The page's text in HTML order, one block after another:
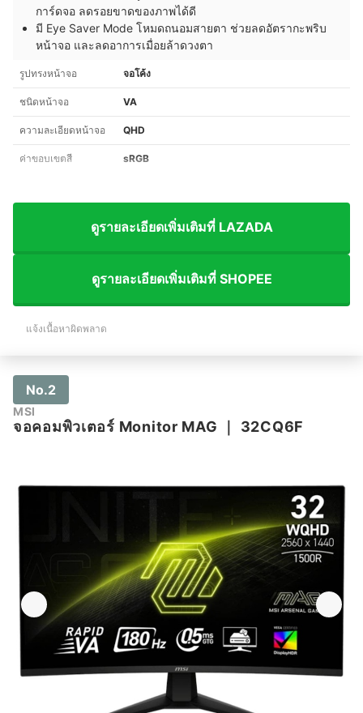
การ์ดจอ ลดรอยขาดของภาพได้ดี
มี Eye Saver Mode โหมดถนอมสายตา ช่วยลดอัตรากะพริบ
หน้าจอ และลดอาการเมื่อยล้าดวงตา
รูปทรงหน้าจอ จอโค้ง
ชนิดหน้าจอ VA
ความละเอียดหน้าจอ QHD
ค่าขอบเขตสี sRGB
ดูรายละเอียดเพิ่มเติมที่ LAZADA
ดูรายละเอียดเพิ่มเติมที่ SHOPEE
แจ้งเนื้อหาผิดพลาด
No.2
MSI
จอคอมพิวเตอร์ Monitor MAG 32CQ6F